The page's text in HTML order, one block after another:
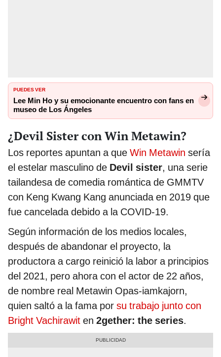
PUEDES VER
Lee Min Ho y su emocionante encuentro con fans en
museo de Los Ángeles
¿Devil Sister con Win Metawin?
Los reportes apuntan a que Win Metawin sería
el estelar masculino de Devil sister, una serie
tailandesa de comedia romántica de GMMTV
con Keng Kwang Kang anunciada en 2019 que
fue cancelada debido a la COVID-19.
Según información de los medios locales,
después de abandonar el proyecto, la
productora a cargo reinició la labor a principios
del 2021, pero ahora con el actor de 22 años,
de nombre real Metawin Opas-iamkajorn,
quien saltó a la fama por su trabajo junto con
Bright Vachirawit en 2gether: the series.